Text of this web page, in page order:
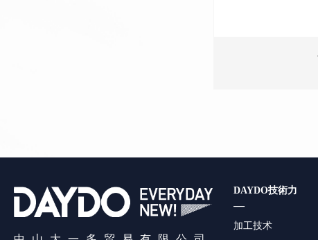
DAYDO技術力
—
加工技术